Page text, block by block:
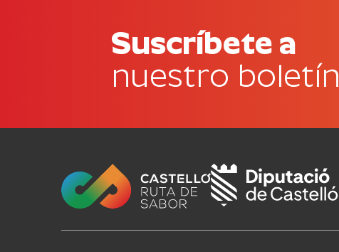
Suscríbete a
nuestro boletín